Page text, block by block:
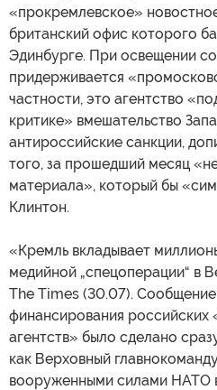
«прокремлевское»
британский офис которого
Эдинбурге. При освещении
придерживается
частности, это агентство
критике» вмешательство
антироссийские санкции,
того, за прошедший месяц
материала», который бы
Клинтон.
«Кремль вкладывает
медийной „спецоперации“ в
The Times (30.07).
финансирования российских
агентств» было сделано
как Верховный
вооруженными силами НАТО